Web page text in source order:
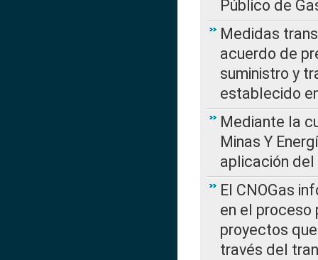
Público de
Medidas
acuerdo de
suministro y
establecido
Mediante la
Minas Y
aplicación
El CNOGas
en el proceso
proyectos
través del